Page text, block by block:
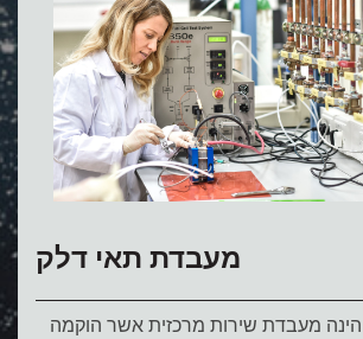
מעבדת תאי דלק
מעבדת שירות מרכזית אשר הוקמה